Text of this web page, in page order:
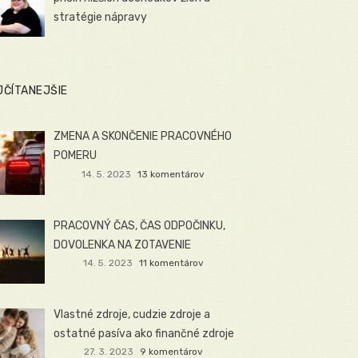
stratégie nápravy
ZMENA A SKONČENIE PRACOVNÉHO
POMERU
14. 5. 2023 13 komentárov
PRACOVNÝ ČAS, ČAS ODPOČINKU,
DOVOLENKA NA ZOTAVENIE
14. 5. 2023 11 komentárov
Vlastné zdroje, cudzie zdroje a
ostatné pasíva ako finančné zdroje
27. 3. 2023 9 komentárov